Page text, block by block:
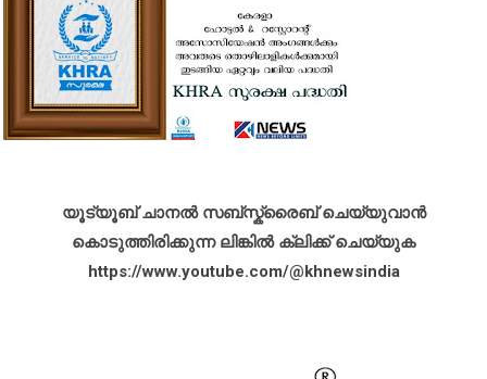
യൂട്യൂബ് ചാനൽ സബ്സ്ക്രൈബ് ചെയ്യുവാൻ
കൊടുത്തിരിക്കുന്ന ലിങ്കിൽ ക്ലിക്ക് ചെയ്യുക
https://www.youtube.com/@khnewsindia